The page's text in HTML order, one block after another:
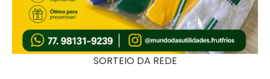
SORTEIO DA REDE